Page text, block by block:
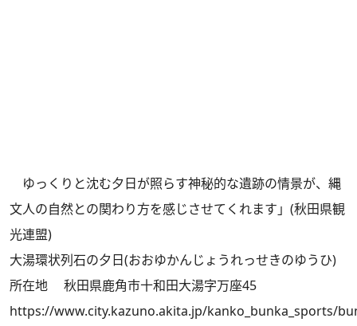
ゆっくりと沈む夕日が照らす神秘的な遺跡の情景が、縄
文人の自然との関わり方を感じさせてくれます」(秋田県観
光連盟)
大湯環状列石の夕日(おおゆかんじょうれっせきのゆうひ)
所在地 秋田県鹿角市十和田大湯字万座45
https://www.city.kazuno.akita.jp/kanko_bunka_sports/